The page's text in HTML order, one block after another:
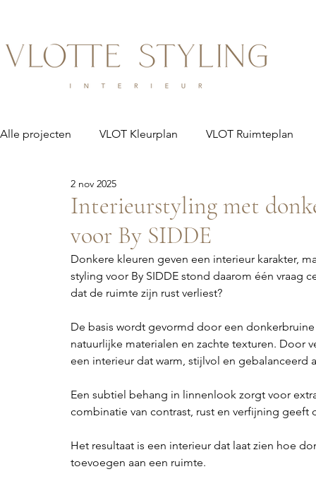
Alle projecten VLOT Kleurplan VLOT Ruimteplan
Interieurstyling met
voor By SIDDE
2 nov 2025
Donkere kleuren geven een interieur karakter,
styling voor By SIDDE stond daarom één vraag
dat de ruimte zijn rust verliest?
De basis wordt gevormd door een
natuurlijke materialen en zachte texturen. Door
een interieur dat warm, stijlvol en gebalanceerd
Een subtiel behang in linnenlook zorgt voor
combinatie van contrast, rust en verfijning geeft
Het resultaat is een interieur dat laat zien hoe
toevoegen aan een ruimte.